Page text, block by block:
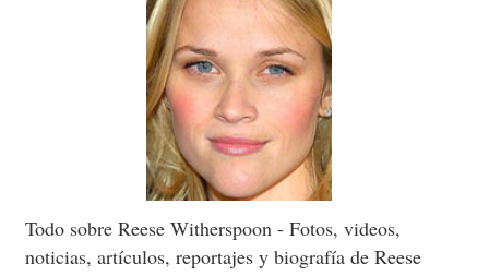
Todo sobre Reese Witherspoon - Fotos, videos,
noticias, artículos, reportajes y biografía de Reese